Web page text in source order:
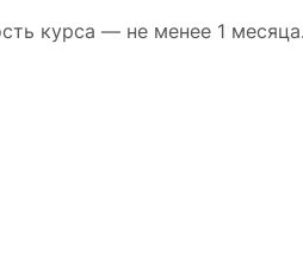
курса — не менее 1